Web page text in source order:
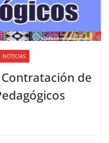
NOTICIAS
de